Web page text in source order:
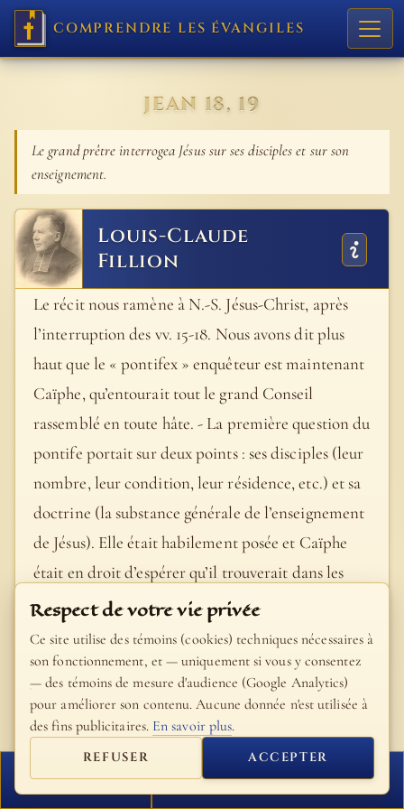
COMPRENDRE LES ÉVANGILES
JEAN 18, 19
Le grand prêtre interrogea Jésus sur ses disciples et sur son
enseignement.
Louis-Claude
Fillion
Le récit nous ramène à N.-S. Jésus-Christ, après
l’interruption des vv. 15-18. Nous avons dit plus
haut que le « pontifex » enquêteur est maintenant
Caïphe, qu’entourait tout le grand Conseil
rassemblé en toute hâte. - La première question du
pontife portait sur deux points : ses disciples (leur
nombre, leur condition, leur résidence, etc.) et sa
doctrine (la substance générale de l’enseignement
de Jésus). Elle était habilement posée et Caïphe
était en droit d’espérer qu’il trouverait dans les
réponses de Jésus de quoi formuler aussitôt contre
lui une accusation officielle ; elle montre en outre
que le grand prêtre connaissait dans le détail la vie
et les habitudes du divin prévenu, sa manière de
faire en tant que docteur.
- Bible Fillion
FERMER PROCHAIN VERSET
Respect de votre vie privée
Ce site utilise des témoins (cookies) techniques nécessaires à
son fonctionnement, et — uniquement si vous y consentez
— des témoins de mesure d'audience (Google Analytics)
pour améliorer son contenu. Aucune donnée n'est utilisée à
des fins publicitaires. En savoir plus.
REFUSER ACCEPTER